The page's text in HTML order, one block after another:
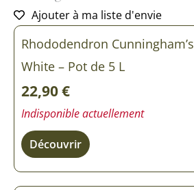
Ajouter à ma liste d'envie
Rhododendron Cunningham’s
White – Pot de 5 L
22,90€
Indisponible actuellement
Découvrir